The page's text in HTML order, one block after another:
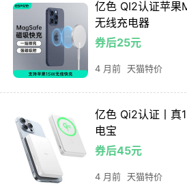
亿色 QI2认证苹果
无线充电器
券后25元
4 月前 天猫特价
亿色 Qi2认证丨真
电宝
券后45元
4 月前 天猫特价